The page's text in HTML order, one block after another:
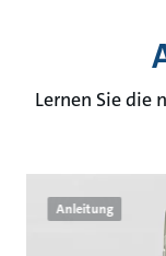
Lernen Sie die
Anleitung